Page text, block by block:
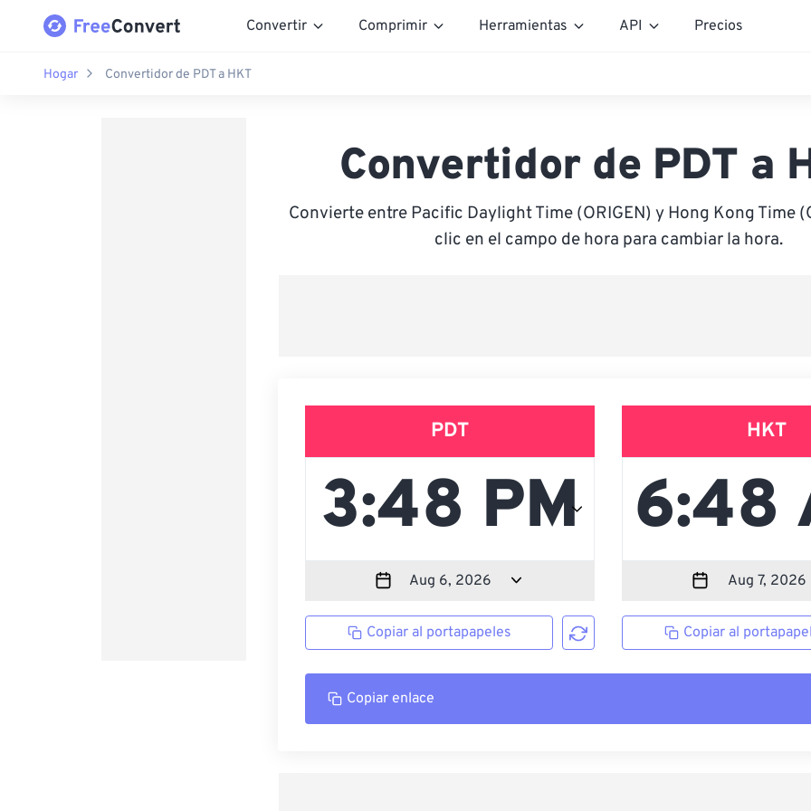
Convertir Comprimir Herramientas API Precios
Hogar Convertidor de PDT a HKT
Convertidor de PDT a
Convierte entre Pacific Daylight Time (ORIGEN) y Hong Kong Time
clic en el campo de hora para cambiar la hora.
PDT
Copiar al portapapeles
HKT
Copiar al
Copiar enlace